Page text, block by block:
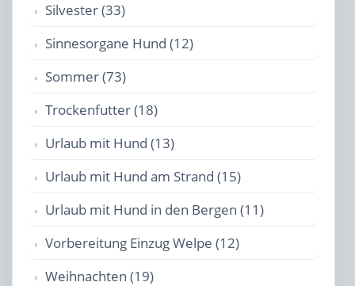
Silvester (33)
Sinnesorgane Hund (12)
Sommer (73)
Trockenfutter (18)
Urlaub mit Hund (13)
Urlaub mit Hund am Strand (15)
Urlaub mit Hund in den Bergen (11)
Vorbereitung Einzug Welpe (12)
Weihnachten (19)